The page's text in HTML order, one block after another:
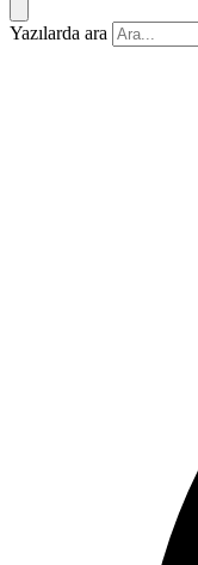
Yazılarda ara